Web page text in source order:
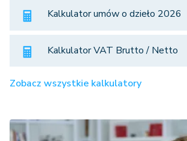
Kalkulator umów o dzieło 2026
Kalkulator VAT Brutto / Netto
Zobacz wszystkie kalkulatory